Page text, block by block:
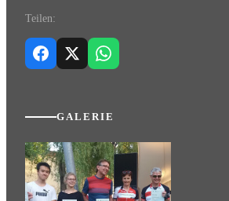
Teilen:
GALERIE